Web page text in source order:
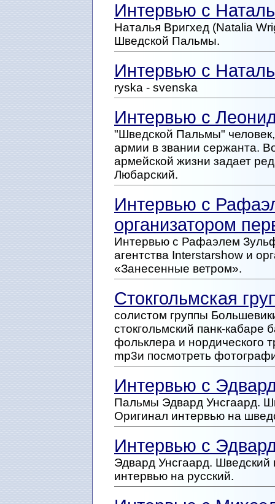
Интервью с
Наталья Вригхед (Natalia
Шведской Пальмы.
Интервью с
ryska - svenska
Интервью с
"Шведской Пальмы"
армии в звании сержанта.
армейской жизни задает
Любарский.
Интервью с
организатором
Интервью с Рафаэлем
агентства Interstarshow и
«Занесенные ветром».
Стокгольмская
солистом группы
стокгольмский панк-
фольклера и нордического
mp3и посмотреть
Интервью с
Пальмы Эдвард Унсгаард.
Оригинал интервью на
Интервью с
Эдвард Унсгаард.
интервью на русский.